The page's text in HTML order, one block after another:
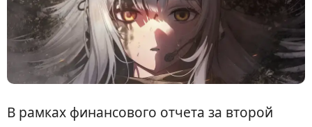
В рамках финансового отчета за второй